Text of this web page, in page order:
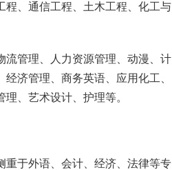
程、通信工程、土木工程、化工与
流管理、人力资源管理、动漫、计
济管理、商务英语、应用化工、
、艺术设计、护理等。
重于外语、会计、经济、法律等专